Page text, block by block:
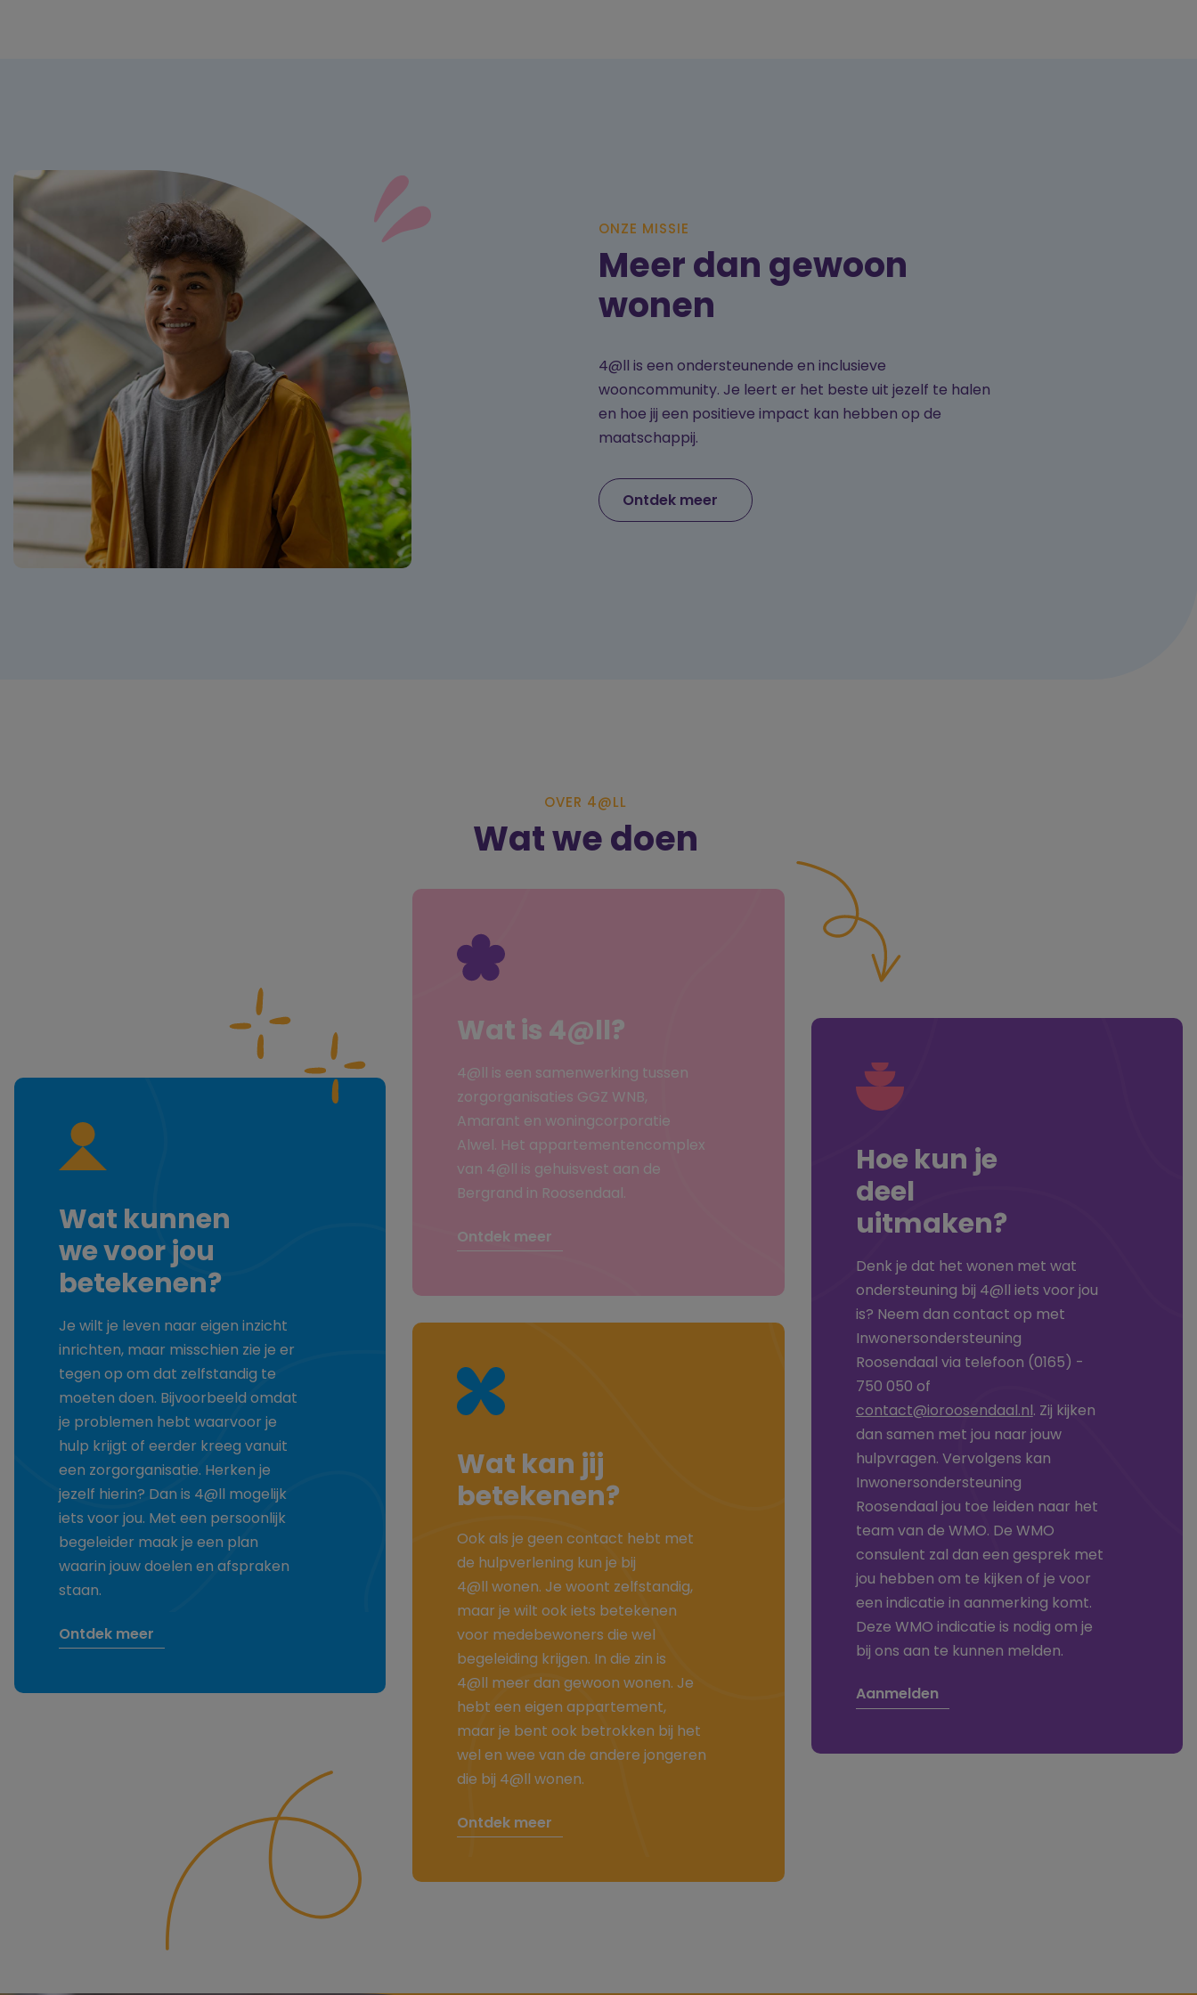
ONZE MISSIE
Meer dan gewoon
wonen
4@ll is een ondersteunende en inclusieve
wooncommunity. Je leert er het beste uit jezelf te halen
en hoe jij een positieve impact kan hebben op de
maatschappij.
Ontdek meer
OVER 4@LL
Wat we doen
Wat kunnen
we voor jou
betekenen?
Je wilt je leven naar eigen inzicht
inrichten, maar misschien zie je er
tegen op om dat zelfstandig te
moeten doen. Bijvoorbeeld omdat
je problemen hebt waarvoor je
hulp krijgt of eerder kreeg vanuit
een zorgorganisatie. Herken je
jezelf hierin? Dan is 4@ll mogelijk
iets voor jou. Met een persoonlijk
begeleider maak je een plan
waarin jouw doelen en afspraken
staan.
Ontdek meer
Wat is 4@ll?
4@ll is een samenwerking tussen
zorgorganisaties GGZ WNB,
Amarant en woningcorporatie
Alwel. Het appartementencomplex
van 4@ll is gehuisvest aan de
Bergrand in Roosendaal.
Ontdek meer
Wat kan jij
betekenen?
Ook als je geen contact hebt met
de hulpverlening kun je bij
4@ll wonen. Je woont zelfstandig,
maar je wilt ook iets betekenen
voor medebewoners die wel
begeleiding krijgen. In die zin is
4@ll meer dan gewoon wonen. Je
hebt een eigen appartement,
maar je bent ook betrokken bij het
wel en wee van de andere jongeren
die bij 4@ll wonen.
Ontdek meer
Hoe kun je
deel
uitmaken?
Denk je dat het wonen met wat
ondersteuning bij 4@ll iets voor jou
is? Neem dan contact op met
Inwonersondersteuning
Roosendaal via telefoon (0165) -
750 050 of
contact@ioroosendaal.nl . Zij kijken
dan samen met jou naar jouw
hulpvragen. Vervolgens kan
Inwonersondersteuning
Roosendaal jou toe leiden naar het
team van de WMO. De WMO
consulent zal dan een gesprek met
jou hebben om te kijken of je voor
een indicatie in aanmerking komt.
Deze WMO indicatie is nodig om je
bij ons aan te kunnen melden.
Aanmelden